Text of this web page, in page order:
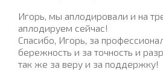
Игорь, мы аплодировали и на
аплодируем сейчас!
Спасибо, Игорь, за
бережность и за точность и
так же за веру и за поддержку!